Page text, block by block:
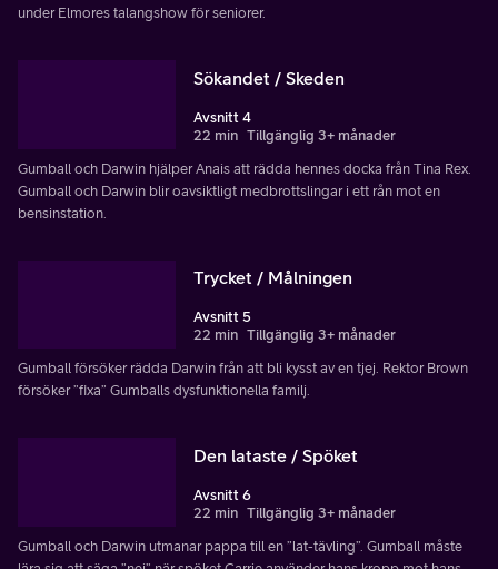
under Elmores talangshow för seniorer.
Sökandet / Skeden
Avsnitt 4
22 min Tillgänglig 3+ månader
Gumball och Darwin hjälper Anais att rädda hennes docka från Tina Rex.
Gumball och Darwin blir oavsiktligt medbrottslingar i ett rån mot en
bensinstation.
Trycket / Målningen
Avsnitt 5
22 min Tillgänglig 3+ månader
Gumball försöker rädda Darwin från att bli kysst av en tjej. Rektor Brown
försöker ”fixa” Gumballs dysfunktionella familj.
Den lataste / Spöket
Avsnitt 6
22 min Tillgänglig 3+ månader
Gumball och Darwin utmanar pappa till en ”lat-tävling”. Gumball måste